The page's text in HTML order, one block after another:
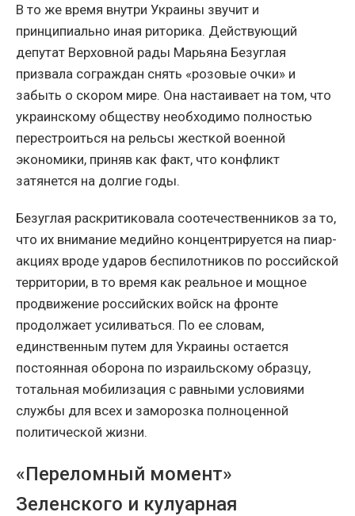
В то же время внутри Украины звучит и
принципиально иная риторика. Действующий
депутат Верховной рады Марьяна Безуглая
призвала сограждан снять «розовые очки» и
забыть о скором мире. Она настаивает на том, что
украинскому обществу необходимо полностью
перестроиться на рельсы жесткой военной
экономики, приняв как факт, что конфликт
затянется на долгие годы.
Безуглая раскритиковала соотечественников за то,
что их внимание медийно концентрируется на пиар-
акциях вроде ударов беспилотников по российской
территории, в то время как реальное и мощное
продвижение российских войск на фронте
продолжает усиливаться. По ее словам,
единственным путем для Украины остается
постоянная оборона по израильскому образцу,
тотальная мобилизация с равными условиями
службы для всех и заморозка полноценной
политической жизни.
«Переломный момент»
Зеленского и кулуарная